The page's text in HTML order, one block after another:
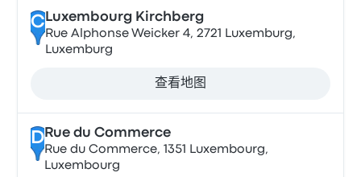
CLuxembourg Kirchberg
Rue Alphonse Weicker 4, 2721 Luxemburg,
Luxemburg
查看地图
DRue du Commerce
Rue du Commerce, 1351 Luxembourg,
Luxembourg